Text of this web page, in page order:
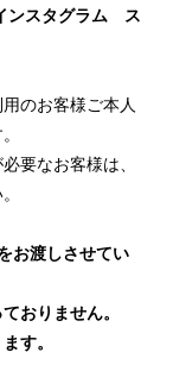
ンスタグラム ス
のお客様ご本人
要なお客様は、
お渡しさせてい
おりません。
す。